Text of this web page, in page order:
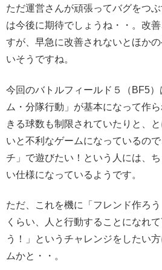
ただ運営さんが頑張ってバグをつ
は今後に期待でしょうね・・。改
すが、早急に改善されないとほか
いそうですね。
今回のバトルフィールド５（BF5
ム・分隊行動」が基本になって作
きる球数も制限されていたりと、
いと不利なゲームになっているの
チ」で遊びたい！という人には、
い仕様になっているようです。
ただ、これを機に「フレンド作ろ
くらい、人と行動することになれ
う！」というチャレンジをしたい
ムかと・・。